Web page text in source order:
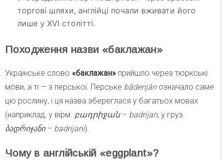
торгові шляхи, англійці почали вживати його
лише у XVI столітті.
Походження назви «баклажан»
Українське слово «баклажан» прийшло через тюркські
мови, а ті — з перської. Перське bâdenjânозначало саме
цю рослину, і ця назва збереглася у багатьох мовах
(наприклад, у вірм. բադրիջան– badrijan, у груз.
ბადრიჯანი– badrijani).
Чому в англійській «eggplant»?